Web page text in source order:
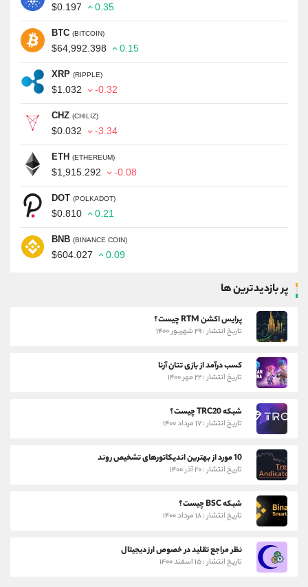
$0.197 0.35
BTC (BITCOIN)
$64,992.398 0.15
XRP (RIPPLE)
$1.032 -0.32
CHZ (CHILIZ)
$0.032 -3.34
ETH (ETHEREUM)
$1,915.292 -0.08
DOT (POLKADOT)
$0.810 0.21
BNB (BINANCE COIN)
$604.027 0.09
پر بازدیدترین ها
پرایس اکشن RTM چیست؟
تاریخ انتشار : ۲۹ شهریور ۱۴۰۰
کسب درآمد از بازی تتان آرنا
تاریخ انتشار : ۲۲ مهر ۱۴۰۰
شبکه TRC20 چیست؟
تاریخ انتشار : ۱۷ مرداد ۱۴۰۰
10 مورد از بهترین اندیکاتورهای تشخیص روند
تاریخ انتشار : ۲۰ آذر ۱۴۰۰
شبکه BSC چیست؟
تاریخ انتشار : ۱۸ مرداد ۱۴۰۰
نظر مراجع تقلید در خصوص ارز دیجیتال
تاریخ انتشار : ۱۵ اسفند ۱۴۰۰